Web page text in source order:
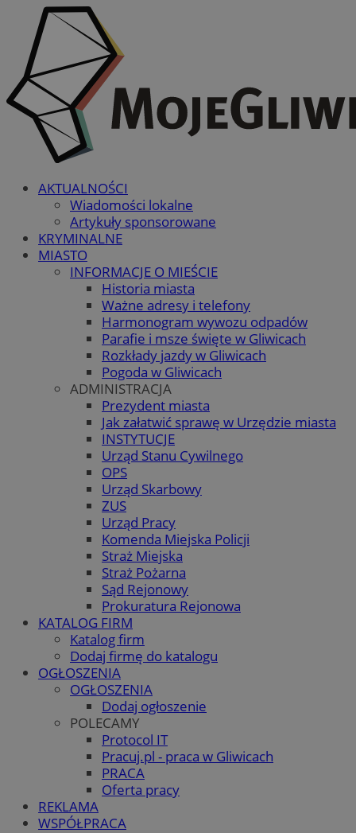
AKTUALNOŚCI
Wiadomości lokalne
Artykuły sponsorowane
KRYMINALNE
MIASTO
INFORMACJE O MIEŚCIE
Historia miasta
Ważne adresy i telefony
Harmonogram wywozu odpadów
Parafie i msze święte w Gliwicach
Rozkłady jazdy w Gliwicach
Pogoda w Gliwicach
ADMINISTRACJA
Prezydent miasta
Jak załatwić sprawę w Urzędzie miasta
INSTYTUCJE
Urząd Stanu Cywilnego
OPS
Urząd Skarbowy
ZUS
Urząd Pracy
Komenda Miejska Policji
Straż Miejska
Straż Pożarna
Sąd Rejonowy
Prokuratura Rejonowa
KATALOG FIRM
Katalog firm
Dodaj firmę do katalogu
OGŁOSZENIA
OGŁOSZENIA
Dodaj ogłoszenie
POLECAMY
Protocol IT
Pracuj.pl - praca w Gliwicach
PRACA
Oferta pracy
REKLAMA
WSPÓŁPRACA